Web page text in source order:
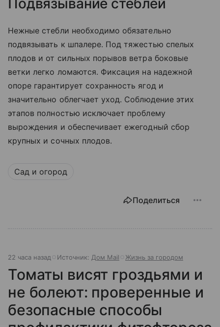
Подвязывание стеблей
Нежные стебли необходимо обязательно
подвязывать к шпалере. Под тяжестью спелых
плодов и от сильных порывов ветра боковые
ветки легко ломаются. Фиксация на надежной
опоре гарантирует сохранность ягод и
значительно облегчает уход. Соблюдение этих
этапов полностью исключает проблему
вырождения и обеспечивает ежегодный сбор
крупных и сочных плодов.
Сад и огород
Поделиться
22 часа назад Источник: Дом Mail Жизнь за городом
Томаты висят гроздьями и
не болеют: проверенные и
безопасные способы